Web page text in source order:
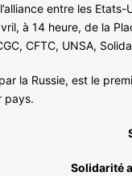
entre les
à 14 heure, de la
CFTC, UNSA,
la Russie, est le
pays.
Solidarité